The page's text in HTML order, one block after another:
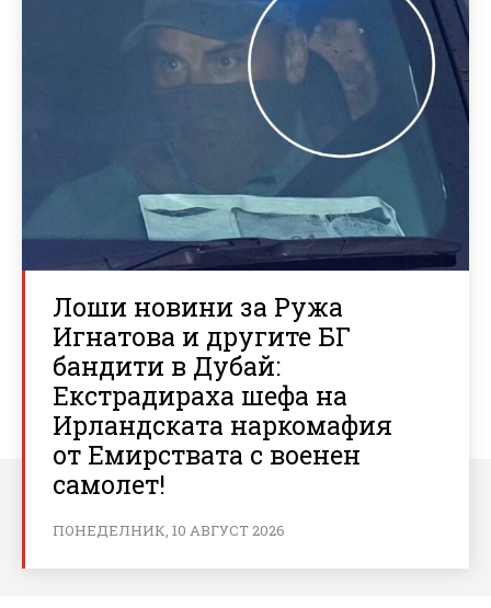
Лоши новини за Ружа
Игнатова и другите БГ
бандити в Дубай:
Екстрадираха шефа на
Ирландската наркомафия
от Емирствата с военен
самолет!
ПОНЕДЕЛНИК, 10 АВГУСТ 2026